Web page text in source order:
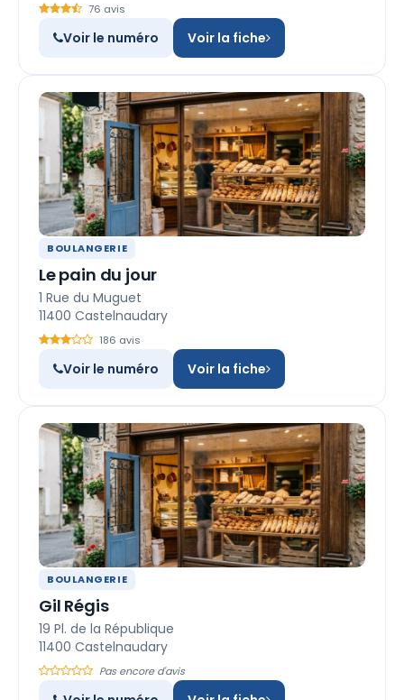
76 avis
Voir le numéro Voir la fiche
BOULANGERIE
Le pain du jour
1 Rue du Muguet
11400 Castelnaudary
186 avis
Voir le numéro Voir la fiche
BOULANGERIE
Gil Régis
19 Pl. de la République
11400 Castelnaudary
Pas encore d'avis